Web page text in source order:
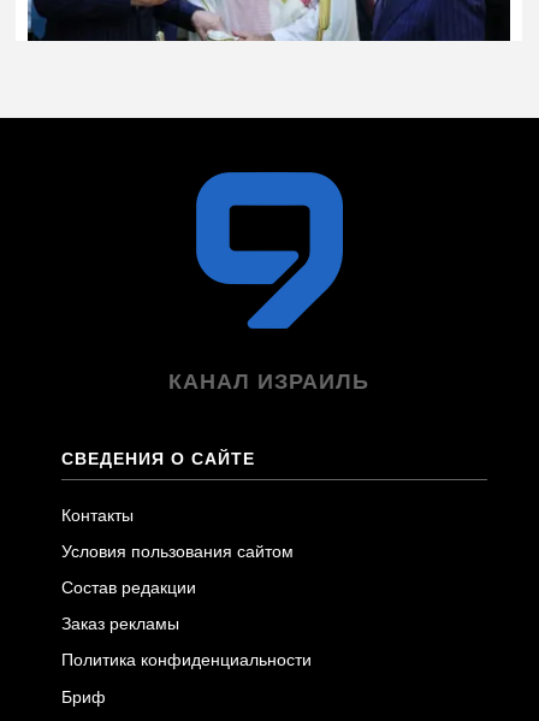
КАНАЛ ИЗРАИЛЬ
СВЕДЕНИЯ О САЙТЕ
Контакты
Условия пользования сайтом
Состав редакции
Заказ рекламы
Политика конфиденциальности
Бриф